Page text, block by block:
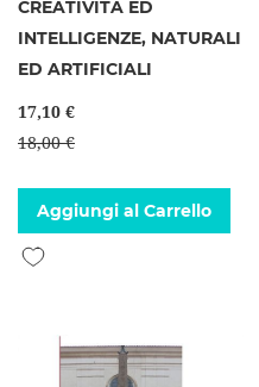
CREATIVITÀ ED
INTELLIGENZE, NATURALI
ED ARTIFICIALI
17,10 €
18,00 €
Aggiungi al Carrello
Aggiungi alla lista desideri